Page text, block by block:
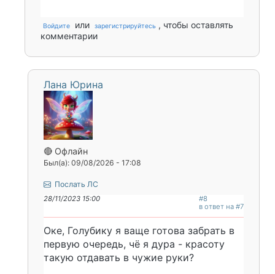
Войдите или зарегистрируйтесь , чтобы оставлять
комментарии
Лана Юрина
🔴 Офлайн
Был(а): 09/08/2026 - 17:08
Послать ЛС
28/11/2023 15:00
#8
в ответ на #7
Оке, Голубику я ваще готова забрать в
первую очередь, чё я дура - красоту
такую отдавать в чужие руки?